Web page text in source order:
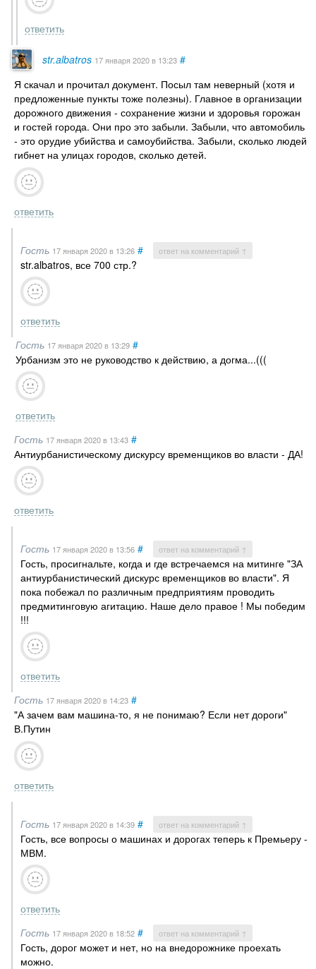
ответить
str.albatros 17 января 2020в 13:23 #
Я скачал и прочитал документ. Посыл там неверный (хотя и
предложенные пункты тоже полезны). Главное в организации
дорожного движения - сохранение жизни и здоровья горожан
и гостей города. Они про это забыли. Забыли, что автомобиль
- это орудие убийства и самоубийства. Забыли, сколько людей
гибнет на улицах городов, сколько детей.
ответить
Гость 17 января 2020в 13:26 # ответ на комментарий ↑
str.albatros, все 700 стр.?
ответить
Гость 17 января 2020в 13:29 #
Урбанизм это не руководство к действию, а догма...(((
ответить
Гость 17 января 2020в 13:43 #
Антиурбанистическому дискурсу временщиков во власти - ДА!
ответить
Гость 17 января 2020в 13:56 # ответ на комментарий ↑
Гость, просигнальте, когда и где встречаемся на митинге "ЗА
антиурбанистический дискурс временщиков во власти". Я
пока побежал по различным предприятиям проводить
предмитинговую агитацию. Наше дело правое ! Мы победим
!!!
ответить
Гость 17 января 2020в 14:23 #
"А зачем вам машина-то, я не понимаю? Если нет дороги"
В.Путин
ответить
Гость 17 января 2020в 14:39 # ответ на комментарий ↑
Гость, все вопросы о машинах и дорогах теперь к Премьеру -
МВМ.
ответить
Гость 17 января 2020в 18:52 # ответ на комментарий ↑
Гость, дорог может и нет, но на внедорожнике проехать
можно.